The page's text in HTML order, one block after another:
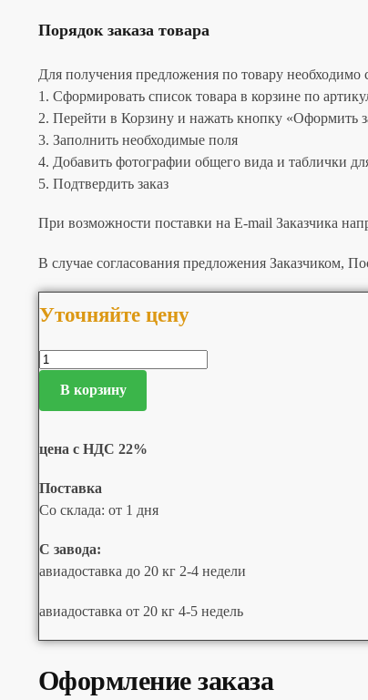
Порядок заказа товара
Для получения предложения по товару необходимо
1. Сформировать список товара в корзине по
2. Перейти в Корзину и нажать кнопку «Оформить
3. Заполнить необходимые поля
4. Добавить фотографии общего вида и таблички
5. Подтвердить заказ
При возможности поставки на E-mail Заказчика
В случае согласования предложения Заказчиком,
Уточняйте цену
В корзину
цена с НДС 22%
Поставка
Со склада: от 1 дня
С завода:
авиадоставка до 20 кг 2-4 недели
авиадоставка от 20 кг 4-5 недель
Оформление заказа